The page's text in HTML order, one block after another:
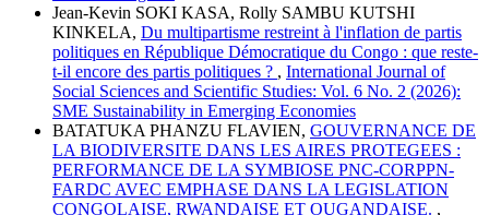
Jean-Kevin SOKI KASA, Rolly SAMBU KUTSHI
KINKELA, Du multipartisme restreint à l'inflation de partis
politiques en République Démocratique du Congo : que reste-
t-il encore des partis politiques ? , International Journal of
Social Sciences and Scientific Studies: Vol. 6 No. 2 (2026):
SME Sustainability in Emerging Economies
BATATUKA PHANZU FLAVIEN, GOUVERNANCE DE
LA BIODIVERSITE DANS LES AIRES PROTEGEES :
PERFORMANCE DE LA SYMBIOSE PNC-CORPPN-
FARDC AVEC EMPHASE DANS LA LEGISLATION
CONGOLAISE, RWANDAISE ET OUGANDAISE. ,